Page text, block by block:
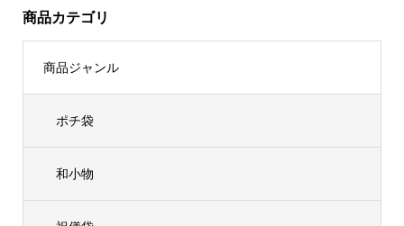
商品カテゴリ
商品ジャンル
ポチ袋
和小物